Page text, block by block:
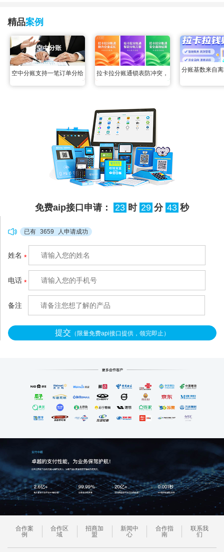
精品案例
空中分账支持一笔订单分给
多个商家吗？各个平台都可
拉卡拉分账通锁表防冲突，
多线程并发写同账户，行锁
分账基数来自
路，拉卡拉钱
免费aip接口申请： 23 时 29 分 43 秒
已有 3659 人申请成功
姓名 *
电话 *
备注
提交 （限量免费api接口提供，领完即止）
合作案
例
合作区
域
招商加
盟
新闻中
心
合作指
南
联系我
们